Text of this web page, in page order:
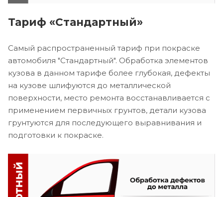
Тариф «Стандартный»
Самый распространенный тариф при покраске
автомобиля "Стандартный". Обработка элементов
кузова в данном тарифе более глубокая, дефекты
на кузове шлифуются до металлической
поверхности, место ремонта восстанавливается с
применением первичных грунтов, детали кузова
грунтуются для последующего выравнивания и
подготовки к покраске.